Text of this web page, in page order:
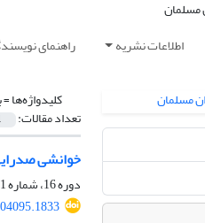
اطلاعات نشریه راهنمای
کلیدواژه‌ها =
تعداد مقالات:
خوانشی
دوره 16، شماره 1، بهار 1405، صفحه